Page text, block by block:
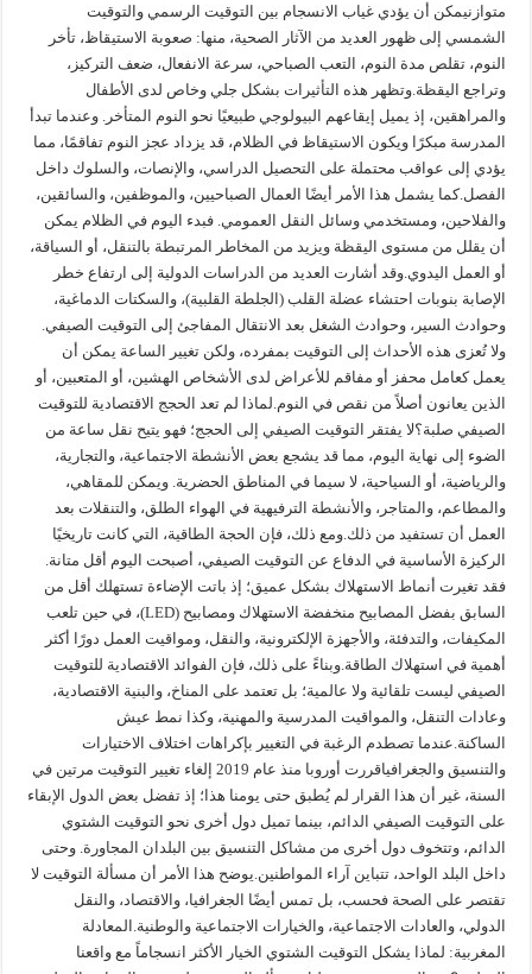
متوازنيمكن أن يؤدي غياب الانسجام بين التوقيت الرسمي والتوقيت
الشمسي إلى ظهور العديد من الآثار الصحية، منها: صعوبة الاستيقاظ، تأخر
النوم، تقلص مدة النوم، التعب الصباحي، سرعة الانفعال، ضعف التركيز،
وتراجع اليقظة.وتظهر هذه التأثيرات بشكل جلي وخاص لدى الأطفال
والمراهقين، إذ يميل إيقاعهم البيولوجي طبيعيًا نحو النوم المتأخر. وعندما تبدأ
المدرسة مبكرًا ويكون الاستيقاظ في الظلام، قد يزداد عجز النوم تفاقمًا، مما
يؤدي إلى عواقب محتملة على التحصيل الدراسي، والإنصات، والسلوك داخل
الفصل.كما يشمل هذا الأمر أيضًا العمال الصباحيين، والموظفين، والسائقين،
والفلاحين، ومستخدمي وسائل النقل العمومي. فبدء اليوم في الظلام يمكن
أن يقلل من مستوى اليقظة ويزيد من المخاطر المرتبطة بالتنقل، أو السياقة،
أو العمل اليدوي.وقد أشارت العديد من الدراسات الدولية إلى ارتفاع خطر
الإصابة بنوبات احتشاء عضلة القلب (الجلطة القلبية)، والسكتات الدماغية،
وحوادث السير، وحوادث الشغل بعد الانتقال المفاجئ إلى التوقيت الصيفي.
ولا تُعزى هذه الأحداث إلى التوقيت بمفرده، ولكن تغيير الساعة يمكن أن
يعمل كعامل محفز أو مفاقم للأعراض لدى الأشخاص الهشين، أو المتعبين، أو
الذين يعانون أصلاً من نقص في النوم.لماذا لم تعد الحجج الاقتصادية للتوقيت
الصيفي صلبة؟لا يفتقر التوقيت الصيفي إلى الحجج؛ فهو يتيح نقل ساعة من
الضوء إلى نهاية اليوم، مما قد يشجع بعض الأنشطة الاجتماعية، والتجارية،
والرياضية، أو السياحية، لا سيما في المناطق الحضرية. ويمكن للمقاهي،
والمطاعم، والمتاجر، والأنشطة الترفيهية في الهواء الطلق، والتنقلات بعد
العمل أن تستفيد من ذلك.ومع ذلك، فإن الحجة الطاقية، التي كانت تاريخيًا
الركيزة الأساسية في الدفاع عن التوقيت الصيفي، أصبحت اليوم أقل متانة.
فقد تغيرت أنماط الاستهلاك بشكل عميق؛ إذ باتت الإضاءة تستهلك أقل من
السابق بفضل المصابيح منخفضة الاستهلاك ومصابيح (LED)، في حين تلعب
المكيفات، والتدفئة، والأجهزة الإلكترونية، والنقل، ومواقيت العمل دورًا أكثر
أهمية في استهلاك الطاقة.وبناءً على ذلك، فإن الفوائد الاقتصادية للتوقيت
الصيفي ليست تلقائية ولا عالمية؛ بل تعتمد على المناخ، والبنية الاقتصادية،
وعادات التنقل، والمواقيت المدرسية والمهنية، وكذا نمط عيش
الساكنة.عندما تصطدم الرغبة في التغيير بإكراهات اختلاف الاختيارات
والتنسيق والجغرافياقررت أوروبا منذ عام 2019 إلغاء تغيير التوقيت مرتين في
السنة، غير أن هذا القرار لم يُطبق حتى يومنا هذا؛ إذ تفضل بعض الدول الإبقاء
على التوقيت الصيفي الدائم، بينما تميل دول أخرى نحو التوقيت الشتوي
الدائم، وتتخوف دول أخرى من مشاكل التنسيق بين البلدان المجاورة. وحتى
داخل البلد الواحد، تتباين آراء المواطنين.يوضح هذا الأمر أن مسألة التوقيت لا
تقتصر على الصحة فحسب، بل تمس أيضًا الجغرافيا، والاقتصاد، والنقل
الدولي، والعادات الاجتماعية، والخيارات الاجتماعية والوطنية.المعادلة
المغربية: لماذا يشكل التوقيت الشتوي الخيار الأكثر انسجاماً مع واقعنا